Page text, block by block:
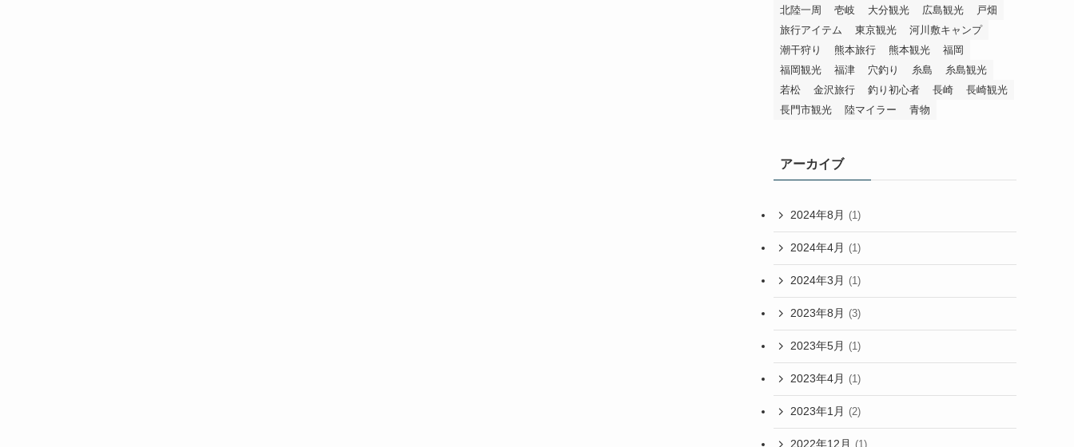
北陸一周
壱岐 大分観光 広島観光
戸畑
旅行アイテム
東京観光
河川敷キャンプ
潮干狩り
熊本旅行 熊本観光
福岡
福岡観光
福津 穴釣り 糸島
糸島観光
若松
金沢旅行 釣り初心者 長崎
長崎観光
長門市観光
陸マイラー 青物
アーカイブ
2024年8月 (1)
2024年4月 (1)
2024年3月 (1)
2023年8月 (3)
2023年5月 (1)
2023年4月 (1)
2023年1月 (2)
2022年12月 (1)